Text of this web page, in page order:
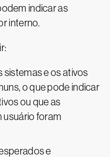
indicar as
interno.
sistemas e os ativos
o que pode indicar
ou que as
usuário foram
e